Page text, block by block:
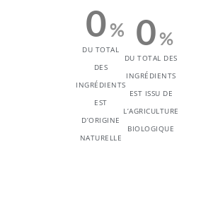
DU TOTAL
DES
INGRÉDIENTS
EST
D’ORIGINE
NATURELLE
0 %
DU TOTAL DES
INGRÉDIENTS
EST ISSU DE
L’AGRICULTURE
BIOLOGIQUE
0%